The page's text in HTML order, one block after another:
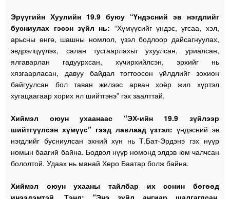
Эрүүгийн Хуулийн 19.9 буюу “Үндэсний эв нэгдлийг
бусниулах гэсэн зүйл нь: “Хүмүүсийг үндэс, угсаа, хэл,
арьсны өнгө, шашны номлол, үзэл бодлоор дайсагнуулах,
эвдрэлцүүлэх, салан тусгаарлахыг ухуулсан, уриалсан,
ялгаварлан гадуурхсан, хүчирхийлсэн, эрхийг нь
хязгаарласан, давуу байдал тогтоосон үйлдлийг зохион
байгуулсан бол таван жилээс арван хоёр жил хүртэл
хугацаагаар хорих ял шийтгэнэ” гэх заалттай.
Хиймэл оюун ухаанаас “ЭХ-ийн 19.9 зүйлээр
шийтгүүлсэн хүмүүс” гээд лавлаад үзтэл:үндэсний эв
нэгдлийг бусниулсан эхний хүн нь Т.Бат-Эрдэнэ гэх нүүр
номын баагий байна. Бодвол нүүр номонд элдэв юм чалчсан
бололтой. Удаах нь манай Херо Баатар болж байна.
Хиймэл оюун ухааны тайлбар их сонин бөгөөд